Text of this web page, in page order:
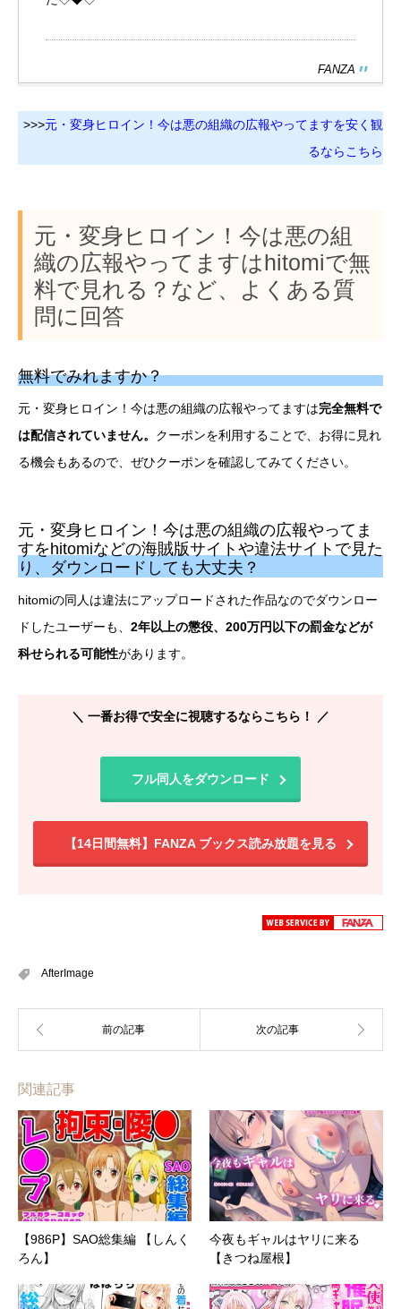
FANZA
>>>元・変身ヒロイン！今は悪の組織の広報やってますを安く観
るならこちら
元・変身ヒロイン！今は悪の組
織の広報やってますはhitomiで無
料で見れる？など、よくある質
問に回答
無料でみれますか？
元・変身ヒロイン！今は悪の組織の広報やってますは完全無料で
は配信されていません。 クーポンを利用することで、お得に見れ
る機会もあるので、ぜひクーポンを確認してみてください。
元・変身ヒロイン！今は悪の組織の広報やってま
すをhitomiなどの海賊版サイトや違法サイトで見た
り、ダウンロードしても大丈夫？
hitomiの同人は違法にアップロードされた作品なのでダウンロー
ドしたユーザーも、 2年以上の懲役、200万円以下の罰金などが
科せられる可能性があります。
＼ 一番お得で安全に視聴するならこちら！ ／
フル同人をダウンロード
【14日間無料】FANZA ブックス読み放題を見る
AfterImage
関連記事
【986P】SAO総集編 【しんく
ろん】
今夜もギャルはヤリに来る
【きつね屋根】